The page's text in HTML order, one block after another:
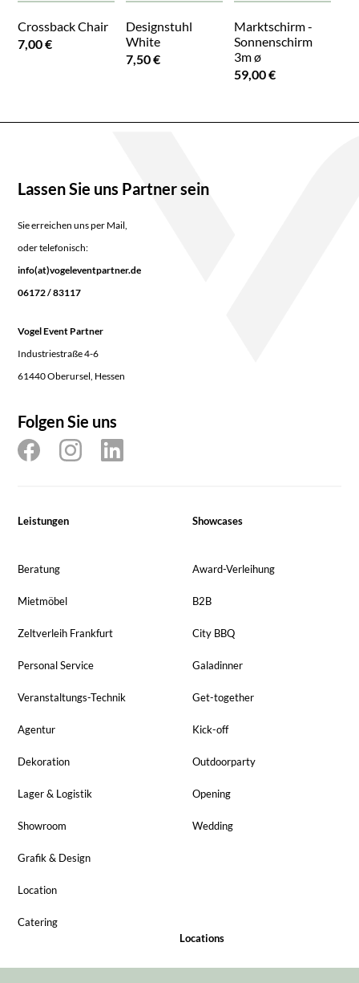
Crossback Chair
7,00 €
Designstuhl
White
7,50 €
Marktschirm -
Sonnenschirm
3m ø
59,00 €
Lassen Sie uns Partner sein
Sie erreichen uns per Mail,
oder telefonisch:
info(at)vogeleventpartner.de
06172 / 83117
Vogel Event Partner
Industriestraße 4-6
61440 Oberursel, Hessen
Folgen Sie uns
Leistungen
Beratung
Mietmöbel
Zeltverleih Frankfurt
Personal Service
Veranstaltungs-Technik
Agentur
Dekoration
Lager & Logistik
Showroom
Grafik & Design
Location
Catering
Showcases
Award-Verleihung
B2B
City BBQ
Galadinner
Get-together
Kick-off
Outdoorparty
Opening
Wedding
Locations